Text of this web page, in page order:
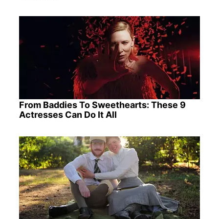
From Baddies To Sweethearts: These 9
Actresses Can Do It All